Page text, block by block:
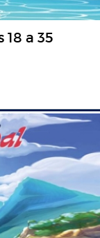
a 35